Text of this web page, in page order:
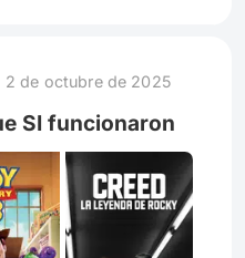
2 de octubre de 2025
SI funcionaron